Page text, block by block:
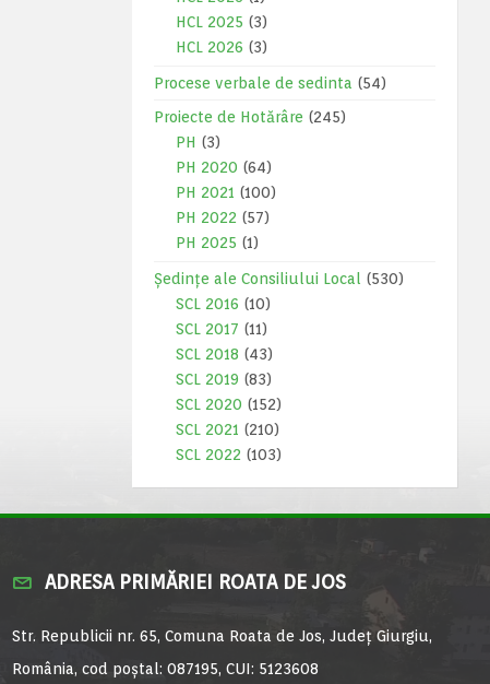
HCL 2025 (3)
HCL 2026 (3)
Procese verbale de sedinta (54)
Proiecte de Hotărâre (245)
PH (3)
PH 2020 (64)
PH 2021 (100)
PH 2022 (57)
PH 2025 (1)
Ședințe ale Consiliului Local
(530)
SCL 2016 (10)
SCL 2017 (11)
SCL 2018 (43)
SCL 2019 (83)
SCL 2020 (152)
SCL 2021 (210)
SCL 2022 (103)
ADRESA PRIMĂRIEI ROATA DE JOS
Str. Republicii nr. 65, Comuna Roata de Jos, Județ Giurgiu,
România, cod poștal: 087195, CUI: 5123608